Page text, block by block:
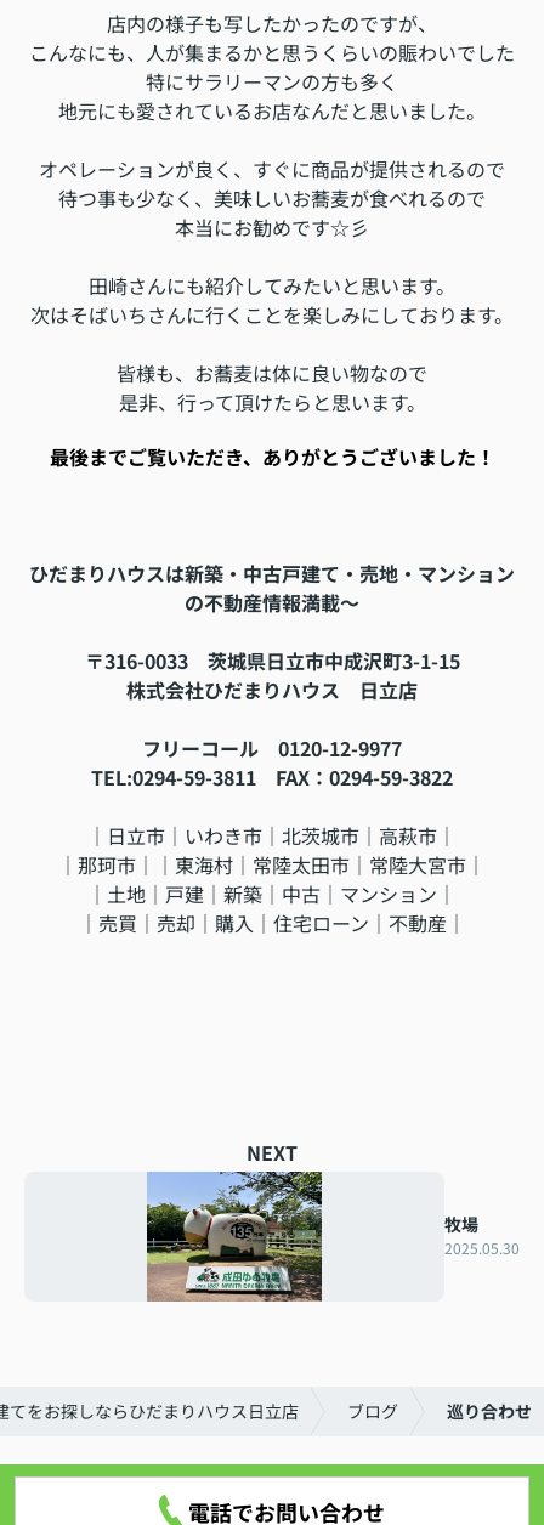
店内の様子も写したかったのですが、
こんなにも、人が集まるかと思うくらいの賑わいでした
特にサラリーマンの方も多く
地元にも愛されているお店なんだと思いました。
オペレーションが良く、すぐに商品が提供されるので
待つ事も少なく、美味しいお蕎麦が食べれるので
本当にお勧めです☆彡
田崎さんにも紹介してみたいと思います。
次はそばいちさんに行くことを楽しみにしております。
皆様も、お蕎麦は体に良い物なので
是非、行って頂けたらと思います。
最後までご覧いただき、ありがとうございました！
ひだまりハウスは新築・中古戸建て・売地・マンション
の不動産情報満載～
〒316-0033 茨城県日立市中成沢町3-1-15
株式会社ひだまりハウス 日立店
フリーコール 0120-12-9977
TEL:0294-59-3811 FAX：0294-59-3822
｜日立市｜いわき市｜北茨城市｜高萩市｜
｜那珂市｜｜東海村｜常陸太田市｜常陸大宮市｜
｜土地｜戸建｜新築｜中古｜マンション｜
｜売買｜売却｜購入｜住宅ローン｜不動産｜
NEXT
牧場
2025.05.30
てをお探しならひだまりハウス日立店 ブログ 巡り合わせ
電話でお問い合わせ